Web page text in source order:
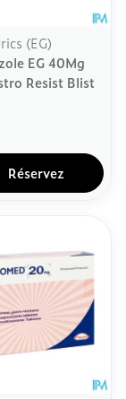
(EG)
EG 40Mg
Resist Blist
Réservez